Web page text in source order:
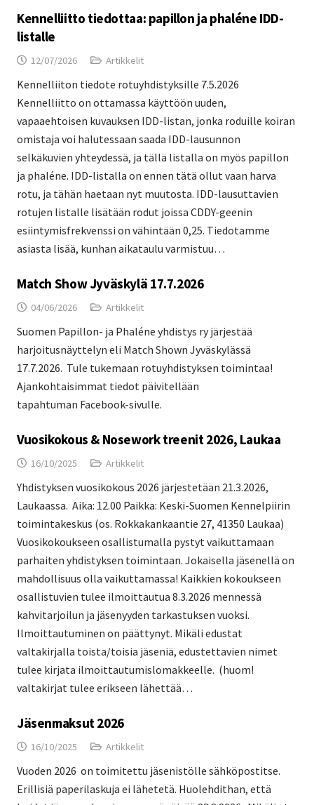
Kennelliitto tiedottaa: papillon ja phaléne IDD-
listalle
12/07/2026 Artikkelit
Kennelliiton tiedote rotuyhdistyksille 7.5.2026
Kennelliitto on ottamassa käyttöön uuden,
vapaaehtoisen kuvauksen IDD-listan, jonka roduille koiran
omistaja voi halutessaan saada IDD-lausunnon
selkäkuvien yhteydessä, ja tällä listalla on myös papillon
ja phaléne. IDD-listalla on ennen tätä ollut vaan harva
rotu, ja tähän haetaan nyt muutosta. IDD-lausuttavien
rotujen listalle lisätään rodut joissa CDDY-geenin
esiintymisfrekvenssi on vähintään 0,25. Tiedotamme
asiasta lisää, kunhan aikataulu varmistuu…
Match Show Jyväskylä 17.7.2026
04/06/2026 Artikkelit
Suomen Papillon- ja Phaléne yhdistys ry järjestää
harjoitusnäyttelyn eli Match Shown Jyväskylässä
17.7.2026. Tule tukemaan rotuyhdistyksen toimintaa!
Ajankohtaisimmat tiedot päivitellään
tapahtuman Facebook-sivulle.
Vuosikokous & Nosework treenit 2026, Laukaa
16/10/2025 Artikkelit
Yhdistyksen vuosikokous 2026 järjestetään 21.3.2026,
Laukaassa. Aika: 12.00 Paikka: Keski-Suomen Kennelpiirin
toimintakeskus (os. Rokkakankaantie 27, 41350 Laukaa)
Vuosikokoukseen osallistumalla pystyt vaikuttamaan
parhaiten yhdistyksen toimintaan. Jokaisella jäsenellä on
mahdollisuus olla vaikuttamassa! Kaikkien kokoukseen
osallistuvien tulee ilmoittautua 8.3.2026 mennessä
kahvitarjoilun ja jäsenyyden tarkastuksen vuoksi.
Ilmoittautuminen on päättynyt. Mikäli edustat
valtakirjalla toista/toisia jäseniä, edustettavien nimet
tulee kirjata ilmoittautumislomakkeelle. (huom!
valtakirjat tulee erikseen lähettää…
Jäsenmaksut 2026
16/10/2025 Artikkelit
Vuoden 2026 on toimitettu jäsenistölle sähköpostitse.
Erillisiä paperilaskuja ei lähetetä. Huolehdithan, että